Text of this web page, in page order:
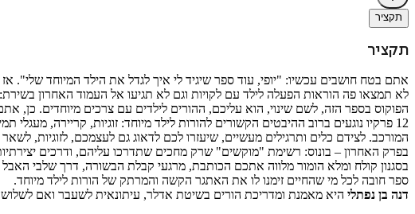
תקציר
תקציר
אתם בטח חושבים עכשיו: "יופי, עוד ספר שיגיד לי איך לגדל את הילד המיוחד שלי".
לא תמצאו פה הוראות הפעלה לילד עם לקויות וגם לא תגיעו אל העמוד האחרון
הפוקוס בספר הזה, לשם שינוי, הוא עליכם, ההורים לילדים עם צרכים מיוחדים.
12 פרקיו נוגעים ברוב ההיבטים הקשורים להורות לילד מיוחד: זוגיות, קריירה,
המורכב. לצידם כלים ותרגילים מעשיים, שיעזרו לכם לדאוג גם לעצמכם, לזוגיות,
בפרק האחרון – בונוס: רשימת "מוקשים" שרק מחכים שתדרכו עליהם, ודרכים
בסגנון קולח ומלא הומור מלווה אתכם הכותבת, מרגעי קבלת הבשורה, דרך שלבי
ספר חובה לכל מי שהחיים זימנו לו את האתגר הקשה והמרתק של הורות לילד מיוחד.
דנה בן נפתלי היא מאמנת ומדריכת הורים בשיטת אדלר, עיתונאית לשעבר ואם